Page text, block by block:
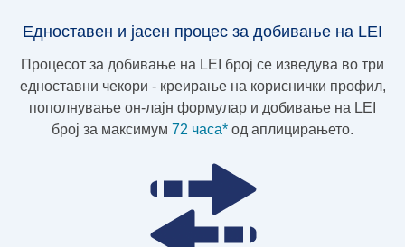
Едноставен и јасен процес за добивање на LEI
Процесот за добивање на LEI број се изведува во три
едноставни чекори - креирање на кориснички профил,
пополнување он-лајн формулар и добивање на LEI
број за максимум 72 часа* од аплицирањето.